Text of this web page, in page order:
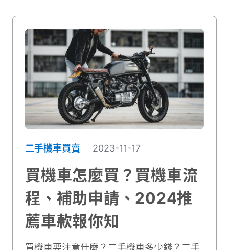
二手機車買賣 2023-11-17
買機車怎麼買？買機車流
程、補助申請、2024推
薦車款報你知
買機車要注意什麼？二手機車多少錢？二手